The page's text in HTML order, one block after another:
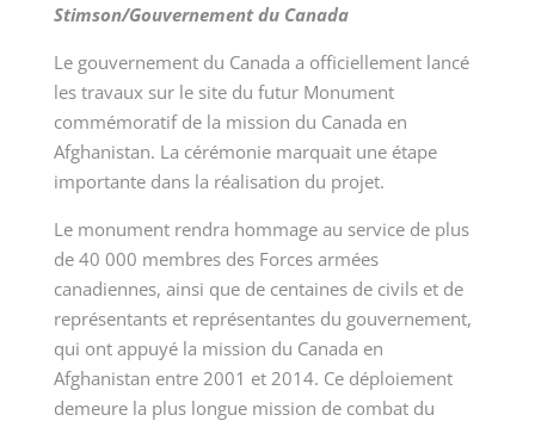
Stimson/Gouvernement du Canada
Le gouvernement du Canada a officiellement lancé
les travaux sur le site du futur Monument
commémoratif de la mission du Canada en
Afghanistan. La cérémonie marquait une étape
importante dans la réalisation du projet.
Le monument rendra hommage au service de plus
de 40 000 membres des Forces armées
canadiennes, ainsi que de centaines de civils et de
représentants et représentantes du gouvernement,
qui ont appuyé la mission du Canada en
Afghanistan entre 2001 et 2014. Ce déploiement
demeure la plus longue mission de combat du